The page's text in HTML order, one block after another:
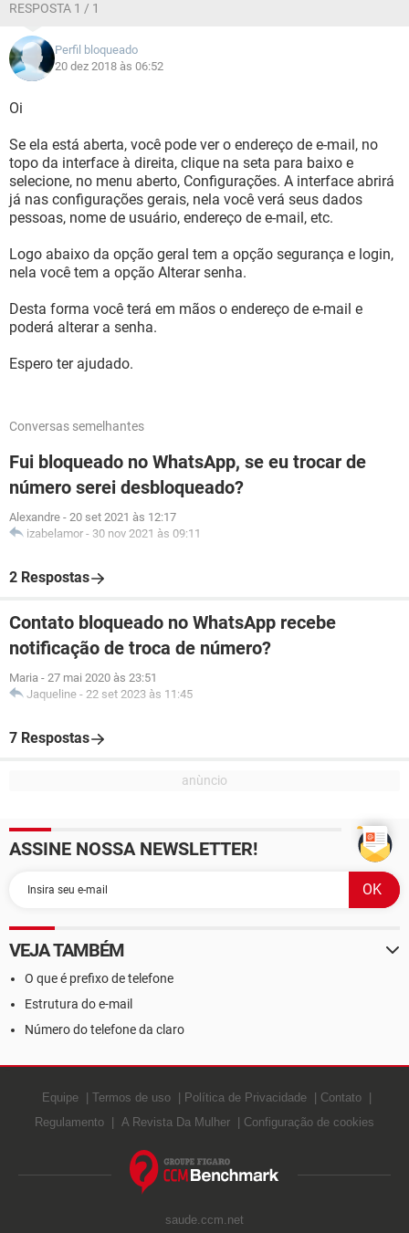
RESPOSTA 1 / 1
Perfil bloqueado
20 dez 2018 às 06:52
Oi
Se ela está aberta, você pode ver o endereço de e-mail, no
topo da interface à direita, clique na seta para baixo e
selecione, no menu aberto, Configurações. A interface abrirá
já nas configurações gerais, nela você verá seus dados
pessoas, nome de usuário, endereço de e-mail, etc.
Logo abaixo da opção geral tem a opção segurança e login,
nela você tem a opção Alterar senha.
Desta forma você terá em mãos o endereço de e-mail e
poderá alterar a senha.
Espero ter ajudado.
Conversas semelhantes
Fui bloqueado no WhatsApp, se eu trocar de
número serei desbloqueado?
Alexandre - 20 set 2021 às 12:17
izabelamor - 30 nov 2021 às 09:11
2 Respostas
Contato bloqueado no WhatsApp recebe
notificação de troca de número?
Maria - 27 mai 2020 às 23:51
Jaqueline - 22 set 2023 às 11:45
7 Respostas
ASSINE NOSSA NEWSLETTER!
VEJA TAMBÉM
O que é prefixo de telefone
Estrutura do e-mail
Número do telefone da claro
Equipe Termos de uso Política de Privacidade
Contato
Regulamento
A Revista Da Mulher Configuração de cookies
saude.ccm.net